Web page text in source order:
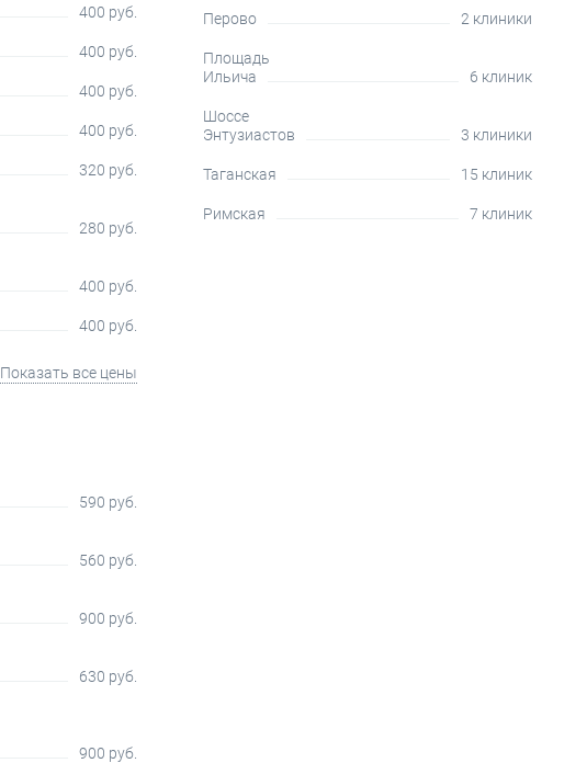
400 руб.
400 руб.
400 руб.
400 руб.
320 руб.
280 руб.
400 руб.
400 руб.
Показать все цены
590 руб.
560 руб.
900 руб.
630 руб.
900 руб.
Перово 2 клиники
Площадь
Ильича
6 клиник
Шоссе
Энтузиастов
3 клиники
Таганская 15 клиник
Римская 7 клиник